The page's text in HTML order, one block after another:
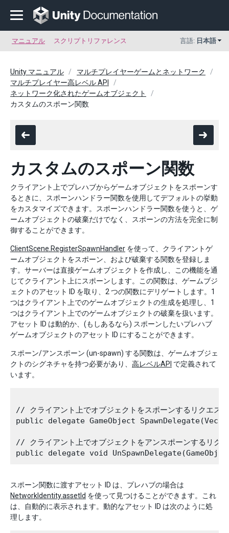
マニュアル スクリプトリファレンス 言語: 日本語
Unity マニュアル
マルチプレイヤーゲームとネットワーク
マルチプレイヤー高レベル API
ネットワーク化されたゲームオブジェクト
カスタムのスポーン関数
カスタムのスポーン関数
クライアント上でプレハブからゲームオブジェクトをスポーンす
るときに、スポーンハンドラー関数を使用してデフォルトの挙動
をカスタマイズできます。スポーンハンドラー関数を使うと、ゲ
ームオブジェクトの破棄だけでなく、スポーンの方法を完全に制
御することができます。
ClientScene.RegisterSpawnHandler を使って、クライアントゲ
ームオブジェクトをスポーン、および破棄する関数を登録しま
す。サーバーは直接ゲームオブジェクトを作成し、この機能を通
じてクライアント上にスポーンします。この関数は、ゲームブジ
ェクトのアセット ID を取り、2 つの関数にデリゲートします。1
つはクライアント上でのゲームオブジェクトの生成を処理し、1
つはクライアント上でのゲームオブジェクトの破棄を扱います。
アセット ID は動的か、(もしあるなら) スポーンしたいプレハブ
ゲームオブジェクトのアセット ID にすることができます。
スポーン/アンスポーン (un-spawn) する関数は、ゲームオブジェ
クトのシグネチャを持つ必要があり、 高レベルAPI で定義されて
います。
// クライアント上でオブジェクトをスポーンするリクエス
public delegate GameObject
// クライアント上でオブジェクトをアンスポーンするリク
スポーン関数に渡すアセット ID は、プレハブの場合は
NetworkIdentity.assetId を使って見つけることができます。これ
は、自動的に表示されます。動的なアセット ID は次のように処
理します。